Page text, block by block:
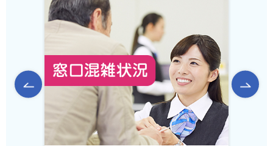
前のスライドを表示